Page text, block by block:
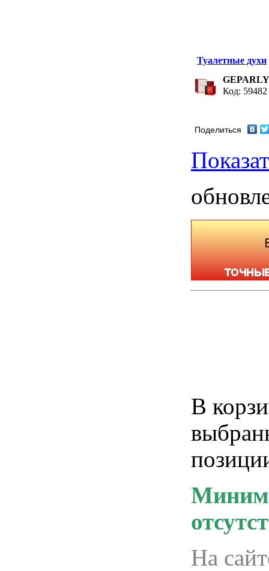
Туалетные духи
Код:
Поделиться
В
На